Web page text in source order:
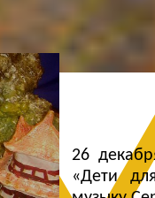
26
«Дети